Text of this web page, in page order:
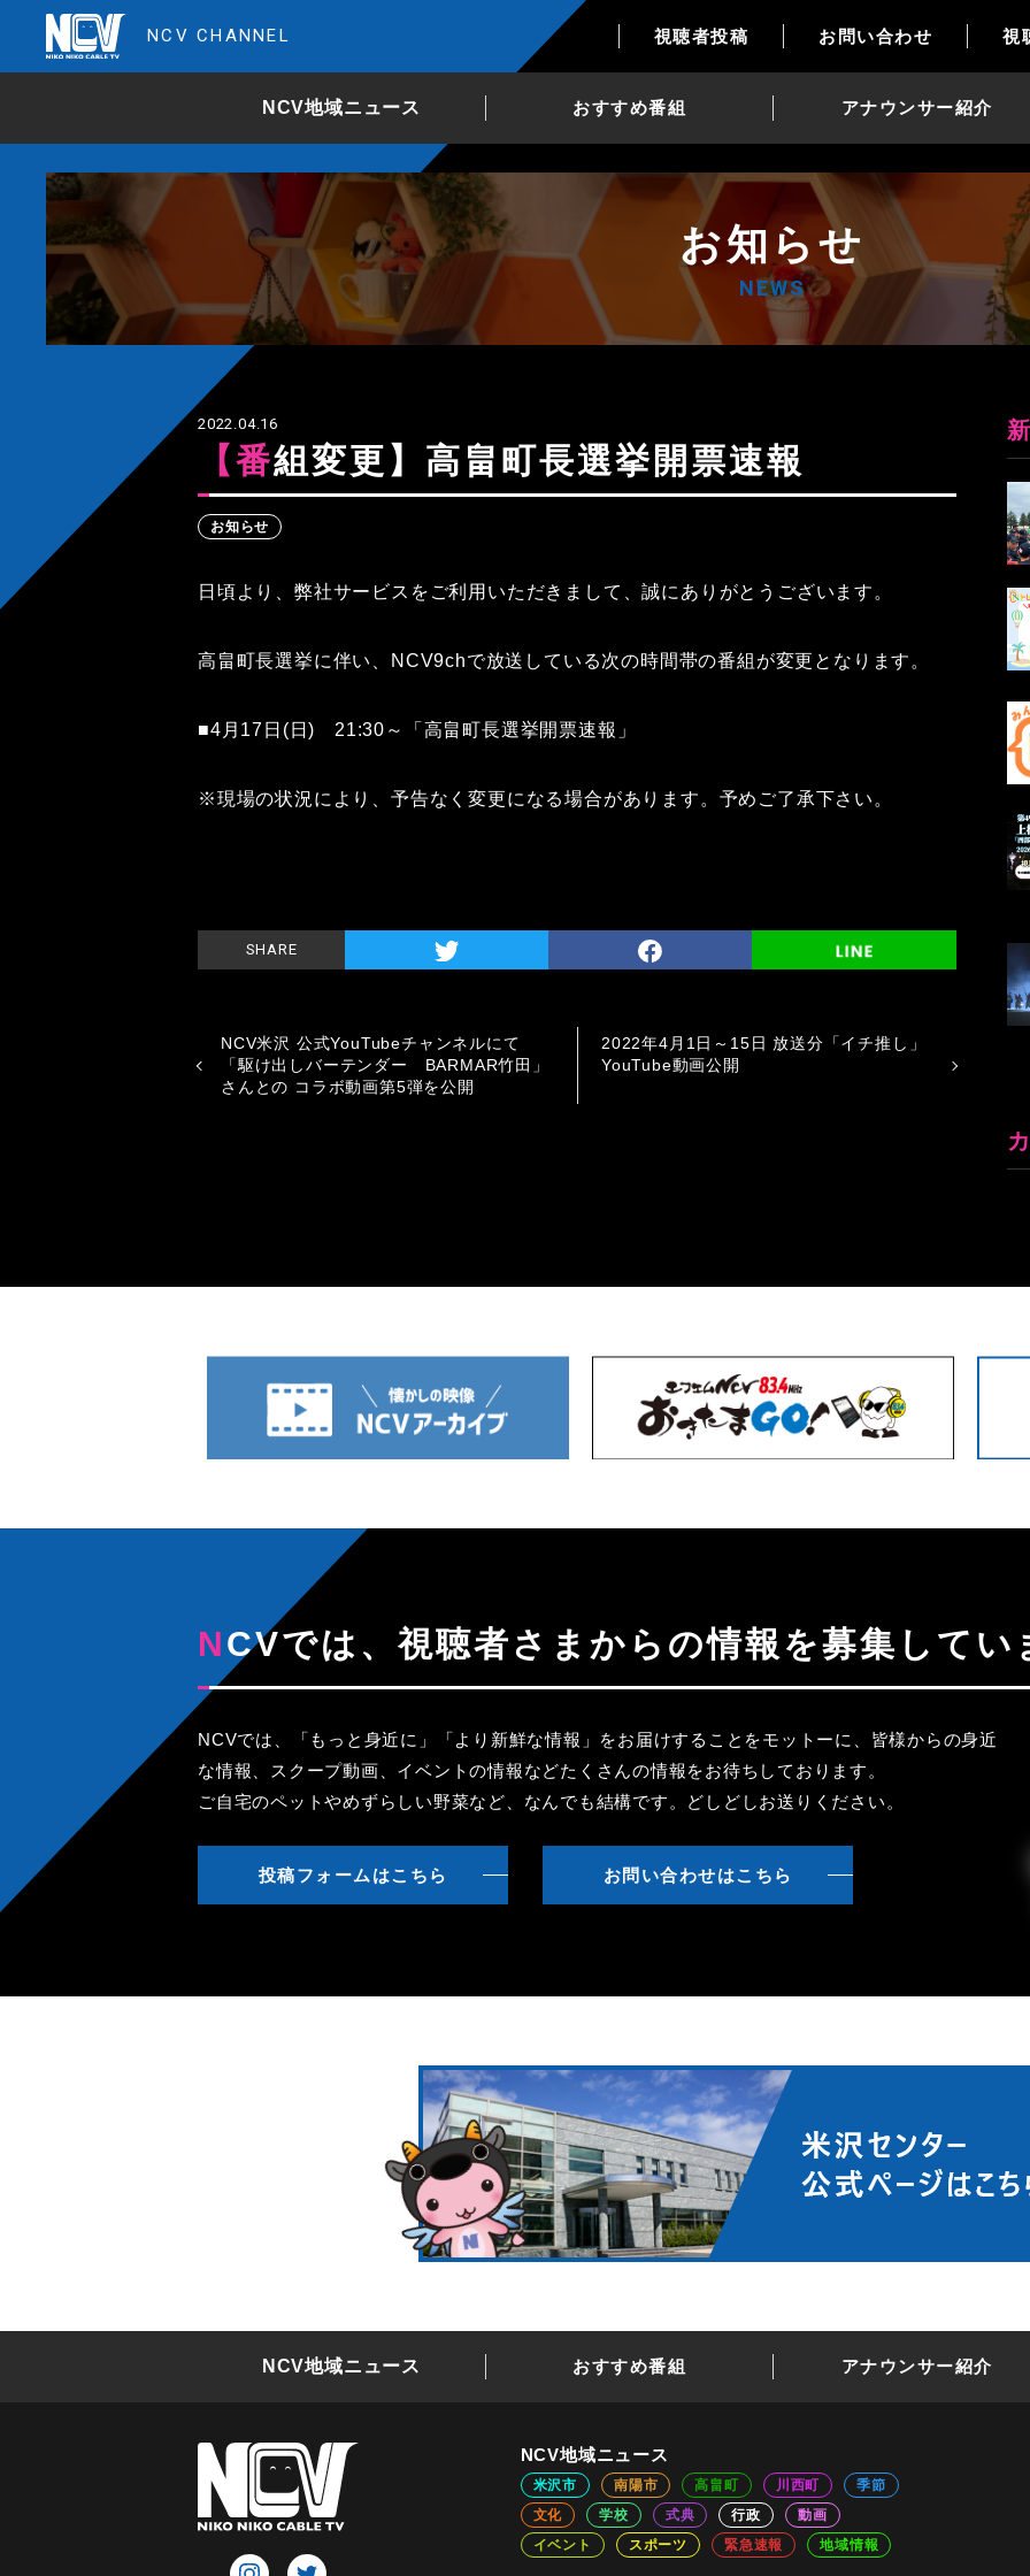
NCV CHANNEL 視聴者投稿 お問い合わせ 視
NCV地域ニュース おすすめ番組 アナウンサー紹介
お知らせ
NEWS
2022.04.16
【番組変更】高畠町長選挙開票速報
お知らせ
日頃より、弊社サービスをご利用いただきまして、誠にありがとうございます。
高畠町長選挙に伴い、NCV9chで放送している次の時間帯の番組が変更となります。
■4月17日(日) 21:30～「高畠町長選挙開票速報」
※現場の状況により、予告なく変更になる場合があります。予めご了承下さい。
SHARE
NCV米沢 公式YouTubeチャンネルにて
「駆け出しバーテンダー BARMAR竹田」
さんとの コラボ動画第5弾を公開
2022年4月1日～15日 放送分「イチ推し」
YouTube動画公開
NCVでは、視聴者さまからの情報を募集してい
NCVでは、「もっと身近に」「より新鮮な情報」をお届けすることをモットーに、皆様からの身近
な情報、スクープ動画、イベントの情報などたくさんの情報をお待ちしております。
ご自宅のペットやめずらしい野菜など、なんでも結構です。どしどしお送りください。
投稿フォームはこちら お問い合わせはこちら
NCV地域ニュース おすすめ番組 アナウンサー紹介
NCV地域ニュース
米沢市 南陽市 高畠町 川西町
季節
文化
学校 式典 行政
動画
イベント
スポーツ 緊急速報 地域情報